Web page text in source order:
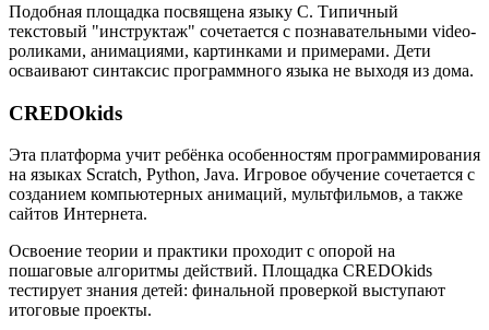
Подобная площадка посвящена языку C. Типичный
текстовый "инструктаж" сочетается с познавательными video-
роликами, анимациями, картинками и примерами. Дети
осваивают синтаксис программного языка не выходя из дома.
CREDOkids
Эта платформа учит ребёнка особенностям программирования
на языках Scratch, Python, Java. Игровое обучение сочетается с
созданием компьютерных анимаций, мультфильмов, а также
сайтов Интернета.
Освоение теории и практики проходит с опорой на
пошаговые алгоритмы действий. Площадка CREDOkids
тестирует знания детей: финальной проверкой выступают
итоговые проекты.